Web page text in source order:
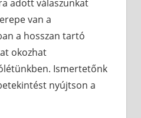
adott válaszunkat
van a
a hosszan tartó
okozhat
Ismertetőnk
nyújtson a